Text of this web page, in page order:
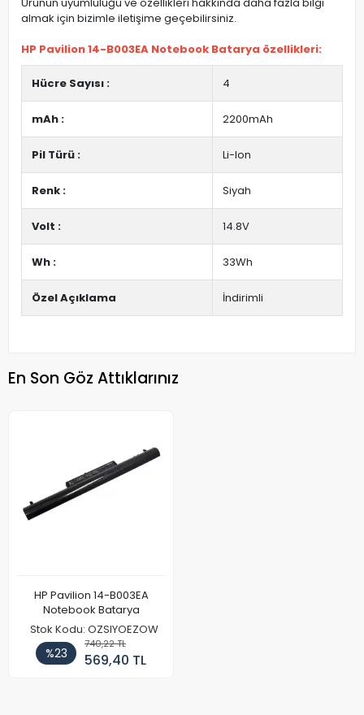
almak için bizimle iletişime geçebilirsiniz.
HP Pavilion 14-B003EA Notebook Batarya özellikleri:
Hücre Sayısı : 4
mAh : 2200mAh
Pil Türü : Li-Ion
Renk : Siyah
Volt : 14.8V
Wh : 33Wh
Özel Açıklama İndirimli
En Son Göz Attıklarınız
HP Pavilion 14-B003EA
Notebook Batarya
Stok Kodu: OZSIYOEZOW
%23
740,22 TL
569,40 TL